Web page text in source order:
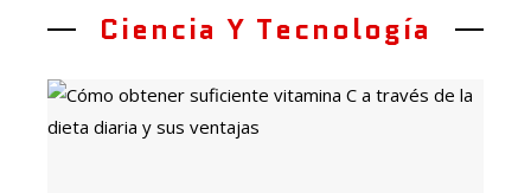
Ciencia Y Tecnología